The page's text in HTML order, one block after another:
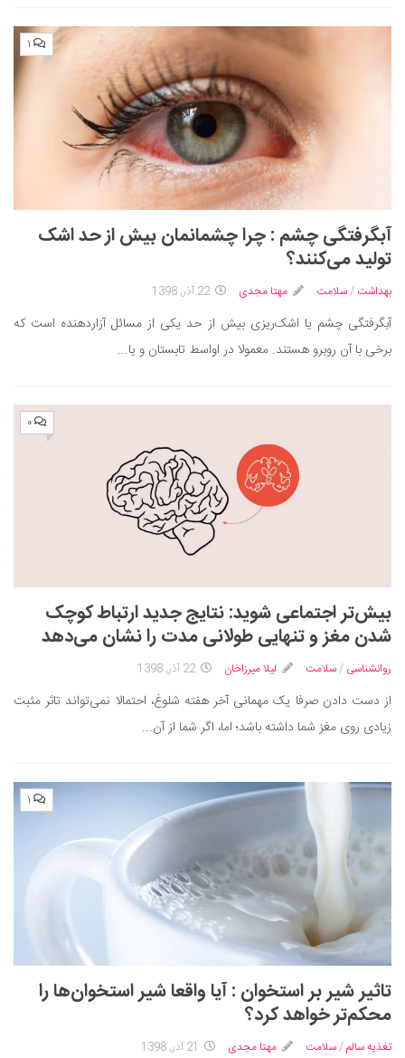
۱
آبگرفتگی چشم : چرا چشمانمان بیش از حد اشک
تولید می‌کنند؟
بهداشت /سلامت مهتا مجدی 22 آذر, 1398
آبگرفتگی چشم یا اشک‌ریزی بیش از حد یکی از مسائل آزاردهنده است که
برخی با آن روبرو هستند. معمولا در اواسط تابستان و یا...
۰
بیش‌تر اجتماعی شوید: نتایج جدید ارتباط کوچک
شدن مغز و تنهایی طولانی مدت را نشان می‌دهد
روانشناسی /سلامت لیلا میرزاخان 22 آذر, 1398
از دست دادن صرفا یک مهمانی آخر هفته شلوغ، احتمالا نمی‌تواند تاثر مثبت
زیادی روی مغز شما داشته باشد؛ اما، اگر شما از آن...
۱
تاثیر شیر بر استخوان : آیا واقعا شیر استخوان‌ها را
محکم‌تر خواهد کرد؟
تغذیه سالم/سلامت مهتا مجدی 21 آذر, 1398